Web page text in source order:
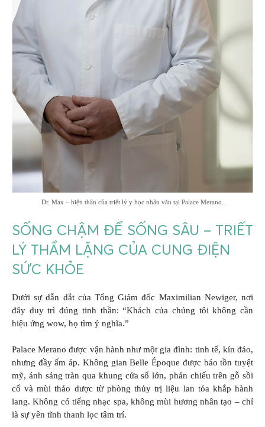
Dr. Max – hiện thân của triết lý y học nhân văn tại Palace Merano.
SỐNG CHẬM ĐỂ SỐNG SÂU – TRIẾT
LÝ THẦM LẶNG CỦA CUNG ĐIỆN
SỨC KHỎE
Dưới sự dẫn dắt của Tổng Giám đốc Maximilian Newiger, nơi
đây duy trì đúng tinh thần: “Khách của chúng tôi không cần
hiệu ứng wow, họ tìm ý nghĩa.”
Palace Merano được vận hành như một gia đình: tinh tế, kín đáo,
nhưng đầy ấm áp. Không gian Belle Époque được bảo tồn tuyệt
mỹ, ánh sáng tràn qua khung cửa sổ lớn, phản chiếu trên gỗ sồi
cổ và mùi thảo dược từ phòng thủy trị liệu lan tỏa khắp hành
lang. Không có tiếng nhạc spa, không mùi hương nhân tạo – chỉ
là sự yên tĩnh thanh lọc tâm trí.